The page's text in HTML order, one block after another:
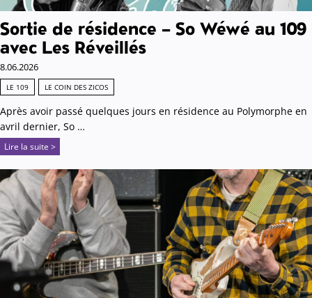
Sortie de résidence – So Wéwé au 109
avec Les Réveillés
8.06.2026
LE 109 LE COIN DES ZICOS
Après avoir passé quelques jours en résidence au Polymorphe en
avril dernier, So …
Lire la suite >